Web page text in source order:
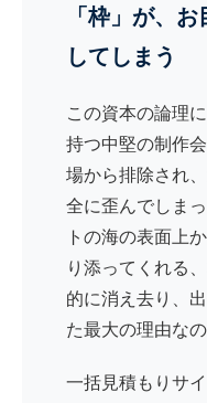
「枠」が、
してしまう
この資本の論理
持つ中堅の制作
場から排除され
全に歪んでしま
トの海の表面上
り添ってくれる
的に消え去り、
た最大の理由なの
一括見積もりサ